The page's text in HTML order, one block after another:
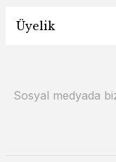
Üyelik
Sosyal medyada